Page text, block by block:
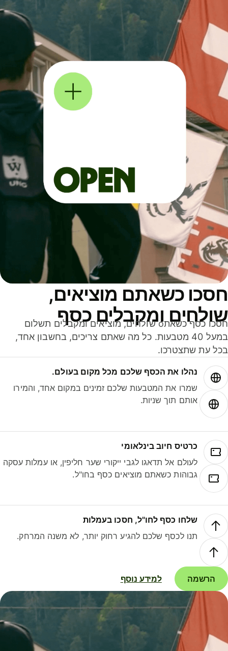
כשאתם מוציאים,
ומקבלים כסף
חסכו כסף כשאתo שולחים, מוציאים ומקבלים תשלום
במעל 40 מטבעות. כל מה שאתם צריכים, בחשבון אחד,
עת שתצטרכו.
נהלו את הכסף שלכם מכל מקום בעולם.
שמרו את המטבעות שלכם זמינים במקום אחד, והמירו
אותם תוך שניות.
כרטיס חיוב בינלאומי
לעולם אל תדאגו לגבי ייקורי שער חליפין, או עמלות עסקה
גבוהות כשאתם מוציאים כסף בחו"ל.
שלחו כסף לחו"ל, חסכו בעמלות
תנו לכסף שלכם להגיע רחוק יותר, לא משנה המרחק.
הרשמה למידע נוסף